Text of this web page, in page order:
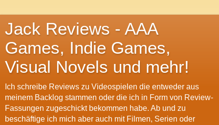
Jack Reviews - AAA
Games, Indie Games,
Visual Novels und mehr!
Ich schreibe Reviews zu Videospielen die entweder aus
meinem Backlog stammen oder die ich in Form von Review-
Fassungen zugeschickt bekommen habe. Ab und zu
beschäftige ich mich aber auch mit Filmen, Serien oder